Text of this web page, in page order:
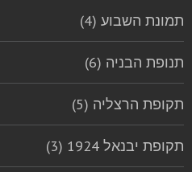
תמונת השבוע (4)
תנופת הבניה (6)
תקופת הרצליה (5)
תקופת יבנאל 1924 (3)